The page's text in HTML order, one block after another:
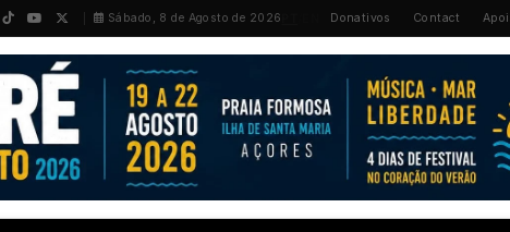
Sábado, 8 de Agosto de 2026 Donativos Contact